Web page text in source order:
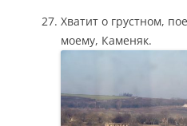
Хватит о грустном,
моему, Каменяк.